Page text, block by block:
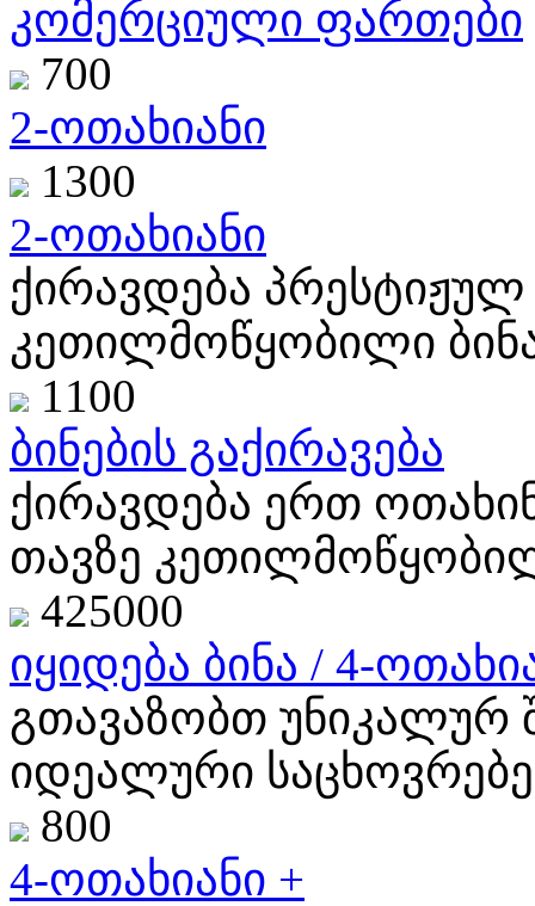
კომერციული ფართები
700
2-ოთახიანი
1300
2-ოთახიანი
ქირავდება
კეთილმოწყობილი
1100
ბინების გაქირავება
ქირავდება ერთ
თავზე
425000
იყიდება ბინა / 4-
გთავაზობთ უნიკალურ
იდეალური
800
4-ოთახიანი +